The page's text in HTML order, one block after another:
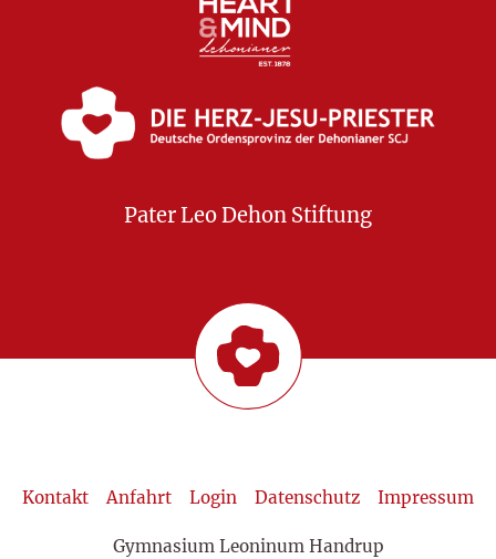
Pater Leo Dehon Stiftung
Kontakt Anfahrt Login Datenschutz Impressum
Gymnasium Leoninum Handrup